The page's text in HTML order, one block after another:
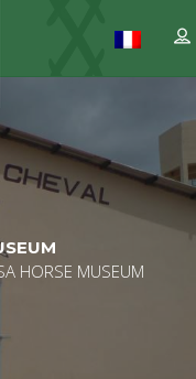
HORSE MUSEUM